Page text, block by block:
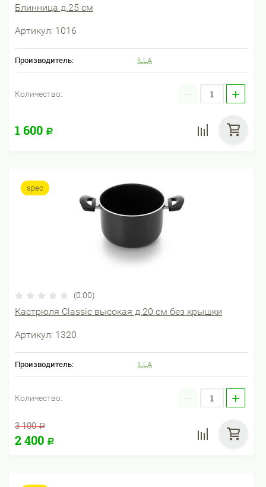
Блинница д.25 см
Артикул: 1016
Производитель: ILLA
Количество: − +
1 600 Р
spec
(0.00)
Кастрюля Classic высокая д.20 см без крышки
Артикул: 1320
Производитель: ILLA
Количество: − +
3 100 Р
2 400 Р